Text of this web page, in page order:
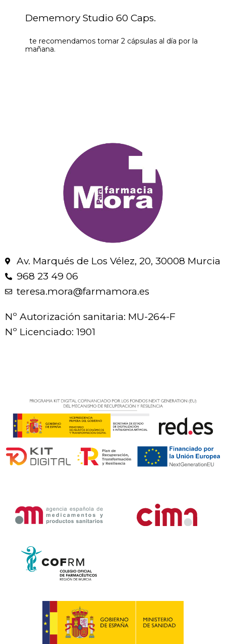
Dememory Studio 60 Caps.
te recomendamos tomar 2 cápsulas al día por la
mañana.
Av. Marqués de Los Vélez, 20, 30008 Murcia
968 23 49 06
teresa.mora@farmamora.es
Nº Autorización sanitaria: MU-264-F
Nº Licenciado: 1901